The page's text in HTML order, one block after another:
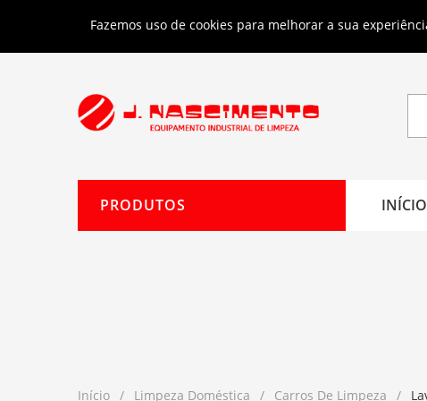
Fazemos uso de cookies para melhorar a sua
Limpeza industrial e profissional Entregas
PRODUTOS INÍCIO
Início Limpeza Doméstica Carros De Limpeza